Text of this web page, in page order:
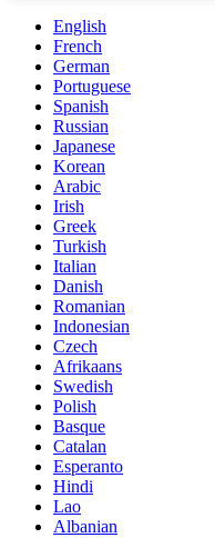
English
French
German
Portuguese
Spanish
Russian
Japanese
Korean
Arabic
Irish
Greek
Turkish
Italian
Danish
Romanian
Indonesian
Czech
Afrikaans
Swedish
Polish
Basque
Catalan
Esperanto
Hindi
Lao
Albanian